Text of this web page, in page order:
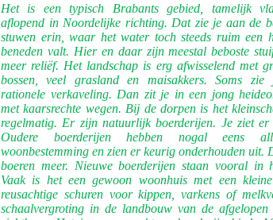
Het is een typisch Brabants gebied, tamelijk
aflopend in Noordelijke richting. Dat zie je aan de
stuwen erin, waar het water toch steeds ruim een
beneden valt. Hier en daar zijn meestal beboste
meer reliëf. Het landschap is erg afwisselend met
bossen, veel grasland en maisakkers. Soms
rationele verkaveling. Dan zit je in een jong
met kaarsrechte wegen. Bij de dorpen is het
regelmatig. Er zijn natuurlijk boerderijen. Je ziet er
Oudere boerderijen hebben nogal eens
woonbestemming en zien er keurig onderhouden uit.
boeren meer. Nieuwe boerderijen staan vooral in
Vaak is het een gewoon woonhuis met een
reusachtige schuren voor kippen, varkens of
schaalvergroting in de landbouw van de